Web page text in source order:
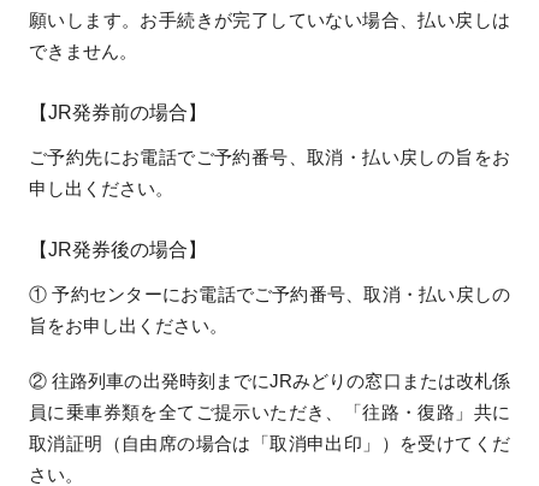
願いします。お手続きが完了していない場合、払い戻しは
できません。
【JR発券前の場合】
ご予約先にお電話でご予約番号、取消・払い戻しの旨をお
申し出ください。
【JR発券後の場合】
① 予約センターにお電話でご予約番号、取消・払い戻しの
旨をお申し出ください。
② 往路列車の出発時刻までにJRみどりの窓口または改札係
員に乗車券類を全てご提示いただき、「往路・復路」共に
取消証明（自由席の場合は「取消申出印」）を受けてくだ
さい。